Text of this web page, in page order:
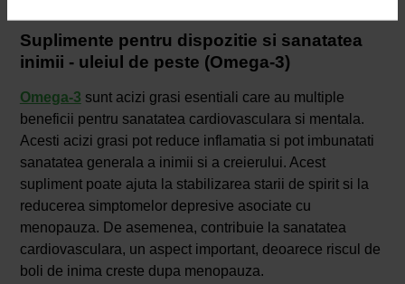
Suplimente pentru dispozitie si sanatatea
inimii - uleiul de peste (Omega-3)
Omega-3 sunt acizi grasi esentiali care au multiple
beneficii pentru sanatatea cardiovasculara si mentala.
Acesti acizi grasi pot reduce inflamatia si pot imbunatati
sanatatea generala a inimii si a creierului. Acest
supliment poate ajuta la stabilizarea starii de spirit si la
reducerea simptomelor depresive asociate cu
menopauza. De asemenea, contribuie la sanatatea
cardiovasculara, un aspect important, deoarece riscul de
boli de inima creste dupa menopauza.